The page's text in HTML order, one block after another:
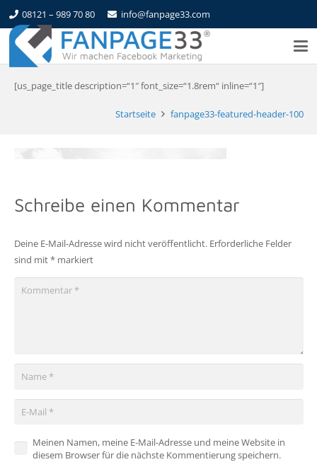
08121 – 989 70 80 info@fanpage33.com
[us_page_title description=“1″ font_size=“1.8rem“ inline=“1″]
Startseite fanpage33-featured-header-100
Schreibe einen Kommentar
Deine E-Mail-Adresse wird nicht veröffentlicht. Erforderliche Felder
sind mit*markiert
Meinen Namen, meine E-Mail-Adresse und meine Website in
diesem Browser für die nächste Kommentierung speichern.